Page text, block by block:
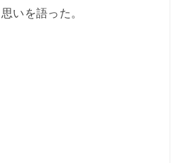
いを語った。